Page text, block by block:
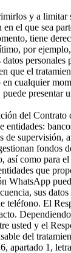
y a
el que sea
tiene
por
que el
cualquier
del
entidades:
de
como para
que
sus
El
usted y el
del
apartado 1,